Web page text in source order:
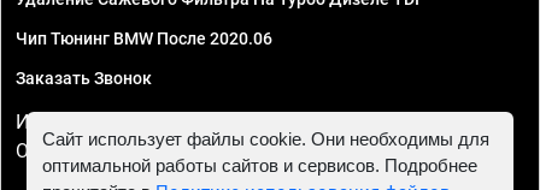
Чип Тюнинг BMW После 2020.06
Заказать Звонок
ИП Смирнов Георгий Павлович. ИНН 781302555843,
ОГРНИП 324470400032610
Сайт использует файлы cookie. Они необходимы для
оптимальной работы сайтов и сервисов. Подробнее